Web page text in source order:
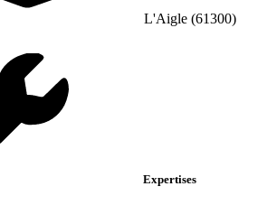
L'Aigle (61300)
Expertises